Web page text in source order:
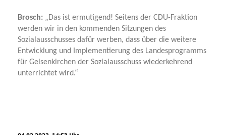
Brosch: Das ist ermutigend! Seitens der CDU-Fraktion
werden wir in den kommenden Sitzungen des
Sozialausschusses dafür werben, dass über die weitere
Entwicklung und Implementierung des Landesprogramms
für Gelsenkirchen der Sozialausschuss wiederkehrend
unterrichtet wird.“